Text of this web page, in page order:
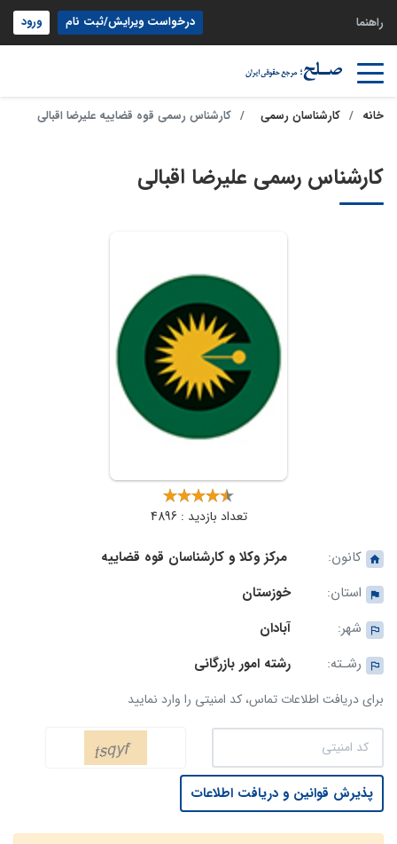
راهنما درخواست ویرایش/ثبت نام ورود
خانه کارشناسان رسمی کارشناس رسمی قوه قضاییه علیرضا اقبالی
کارشناس رسمی علیرضا اقبالی
تعداد بازدید : 4896
کانون:
مرکز وکلا و کارشناسان قوه قضاییه
استان:
خوزستان
شهر:
آبادان
رشـته:
رشته امور بازرگانی
برای دریافت اطلاعات تماس، کد امنیتی را وارد نمایید
پذیرش قوانین و دریافت اطلاعات